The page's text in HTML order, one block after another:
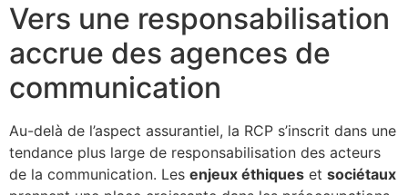
Vers une responsabilisation
accrue des agences de
communication
Au-delà de l’aspect assurantiel, la RCP s’inscrit dans une
tendance plus large de responsabilisation des acteurs
de la communication. Les enjeux éthiques et sociétaux